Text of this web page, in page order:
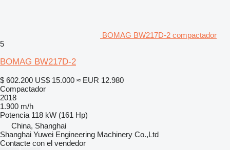
BOMAG BW217D-2 compactador
5
BOMAG BW217D-2
$ 602.200 US$ 15.000 ≈ EUR 12.980
Compactador
2018
1.900 m/h
Potencia 118 kW (161 Hp)
China, Shanghai
Shanghai Yuwei Engineering Machinery Co.,Ltd
Contacte con el vendedor